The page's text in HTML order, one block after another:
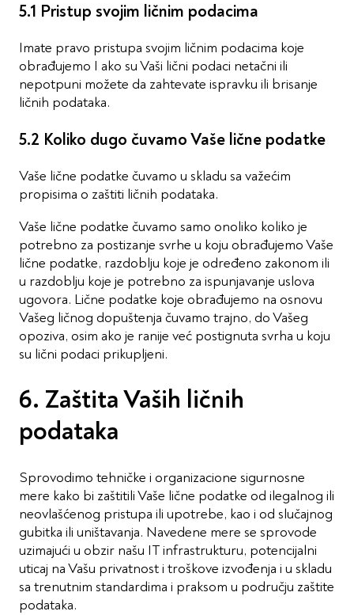
5.1 Pristup svojim ličnim podacima
Imate pravo pristupa svojim ličnim podacima koje
obrađujemo I ako su Vaši lični podaci netačni ili
nepotpuni možete da zahtevate ispravku ili brisanje
ličnih podataka.
5.2 Koliko dugo čuvamo Vaše lične podatke
Vaše lične podatke čuvamo u skladu sa važećim
propisima o zaštiti ličnih podataka.
Vaše lične podatke čuvamo samo onoliko koliko je
potrebno za postizanje svrhe u koju obrađujemo Vaše
lične podatke, razdoblju koje je određeno zakonom ili
u razdoblju koje je potrebno za ispunjavanje uslova
ugovora. Lične podatke koje obrađujemo na osnovu
Vašeg ličnog dopuštenja čuvamo trajno, do Vašeg
opoziva, osim ako je ranije već postignuta svrha u koju
su lični podaci prikupljeni.
6. Zaštita Vaših ličnih
podataka
Sprovodimo tehničke i organizacione sigurnosne
mere kako bi zaštitili Vaše lične podatke od ilegalnog ili
neovlašćenog pristupa ili upotrebe, kao i od slučajnog
gubitka ili uništavanja. Navedene mere se sprovode
uzimajući u obzir našu IT infrastrukturu, potencijalni
uticaj na Vašu privatnost i troškove izvođenja i u skladu
sa trenutnim standardima i praksom u području zaštite
podataka.